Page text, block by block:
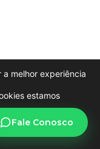
melhor experiência
estamos
.